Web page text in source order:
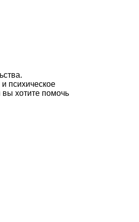
психическое
хотите помочь